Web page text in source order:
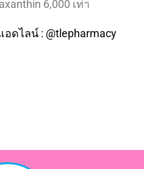
6,000 เท่า
ดไลน์ : @tlepharmacy